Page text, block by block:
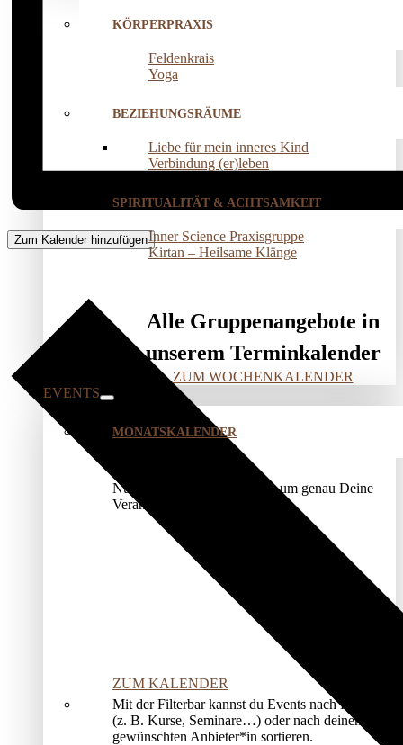
KÖRPERPRAXIS
Feldenkrais
Yoga
BEZIEHUNGSRÄUME
Liebe für mein inneres Kind
Verbindung (er)leben
SPIRITUALITÄT & ACHTSAMKEIT
Inner Science Praxisgruppe
Kirtan – Heilsame Klänge
Alle Gruppenangebote in
unserem Terminkalender
ZUM WOCHENKALENDER
EVENTS
MONATSKALENDER
Nutze unser Kalendermodul, um genau Deine
Veranstaltung zu finden.
ZUM KALENDER
Mit der Filterbar kannst du Events nach Kategorien
(z. B. Kurse, Seminare…) oder nach deinem*r
gewünschten Anbieter*in sortieren.
Zum Kalender hinzufügen